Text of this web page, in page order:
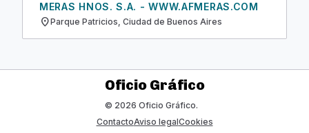
MERAS HNOS. S.A. - WWW.AFMERAS.COM
location_onParque Patricios, Ciudad de Buenos Aires
Oficio Gráfico
© 2026 Oficio Gráfico.
ContactoAviso legalCookies